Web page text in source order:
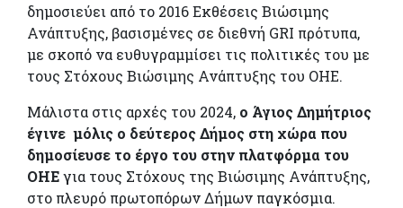
δημοσιεύει από το 2016 Εκθέσεις Βιώσιμης
Ανάπτυξης, βασισμένες σε διεθνή GRI πρότυπα,
με σκοπό να ευθυγραμμίσει τις πολιτικές του με
τους Στόχους Βιώσιμης Ανάπτυξης του ΟΗΕ.
Μάλιστα στις αρχές του 2024, ο Άγιος Δημήτριος
έγινε μόλις ο δεύτερος Δήμος στη χώρα που
δημοσίευσε το έργο του στην πλατφόρμα του
ΟΗΕγια τους Στόχους της Βιώσιμης Ανάπτυξης,
στο πλευρό πρωτοπόρων Δήμων παγκόσμια.